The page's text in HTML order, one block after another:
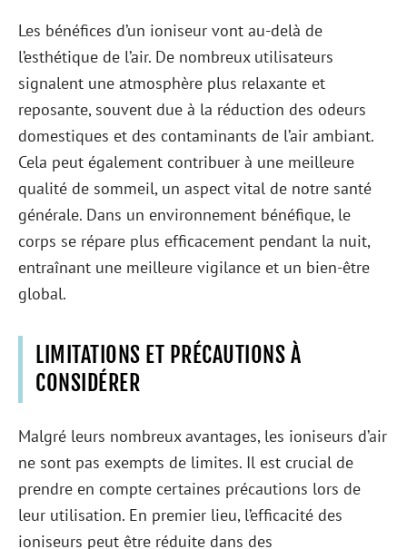
Les bénéfices d’un ioniseur vont au-delà de
l’esthétique de l’air. De nombreux utilisateurs
signalent une atmosphère plus relaxante et
reposante, souvent due à la réduction des odeurs
domestiques et des contaminants de l’air ambiant.
Cela peut également contribuer à une meilleure
qualité de sommeil, un aspect vital de notre santé
générale. Dans un environnement bénéfique, le
corps se répare plus efficacement pendant la nuit,
entraînant une meilleure vigilance et un bien-être
global.
LIMITATIONS ET PRÉCAUTIONS À
CONSIDÉRER
Malgré leurs nombreux avantages, les ioniseurs d’air
ne sont pas exempts de limites. Il est crucial de
prendre en compte certaines précautions lors de
leur utilisation. En premier lieu, l’efficacité des
ioniseurs peut être réduite dans des